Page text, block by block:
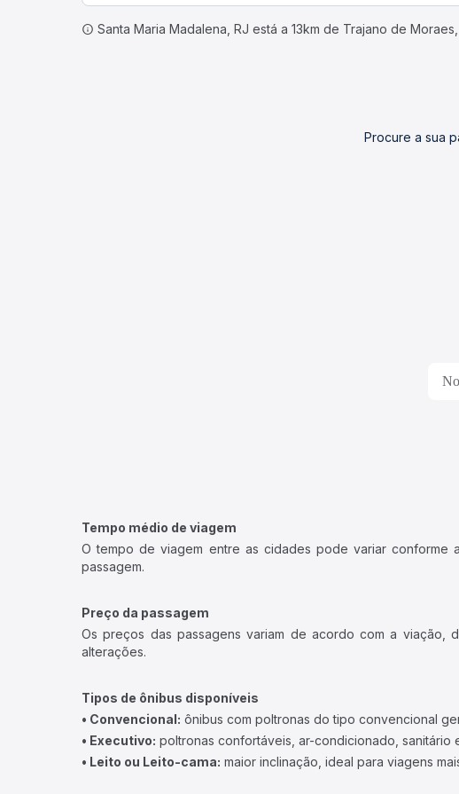
Santa Maria Madalena, RJ está a 13km de Trajano de
Procure a sua
Tempo médio de viagem
O tempo de viagem entre as cidades pode variar conforme
passagem.
Preço da passagem
Os preços das passagens variam de acordo com a viação,
alterações.
Tipos de ônibus disponíveis
• Convencional: ônibus com poltronas do tipo convencional
• Executivo: poltronas confortáveis, ar-condicionado, sanitário
• Leito ou Leito-cama: maior inclinação, ideal para viagens